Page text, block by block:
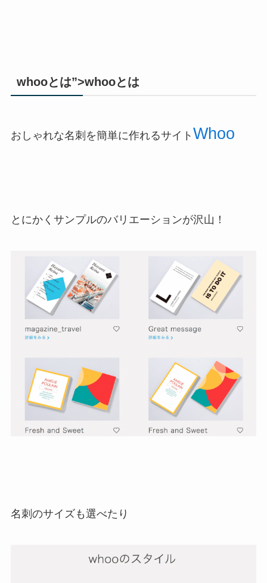
whooとは”>whooとは
おしゃれな名刺を簡単に作れるサイト Whoo
とにかくサンプルのバリエーションが沢山！
名刺のサイズも選べたり